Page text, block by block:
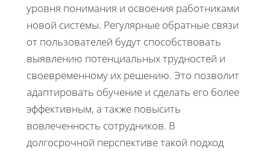
уровня понимания и освоения работниками
новой системы. Регулярные обратные связи
от пользователей будут способствовать
выявлению потенциальных трудностей и
своевременному их решению. Это позволит
адаптировать обучение и сделать его более
эффективным, а также повысить
вовлеченность сотрудников. В
долгосрочной перспективе такой подход